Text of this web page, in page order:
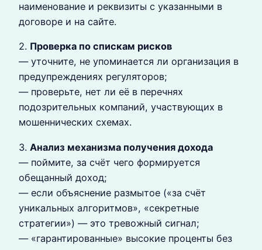
наименование и реквизиты с указанными в
договоре и на сайте.
2. Проверка по спискам рисков
— уточните, не упоминается ли организация в
предупреждениях регуляторов;
— проверьте, нет ли её в перечнях
подозрительных компаний, участвующих в
мошеннических схемах.
3. Анализ механизма получения дохода
— поймите, за счёт чего формируется
обещанный доход;
— если объяснение размытое («за счёт
уникальных алгоритмов», «секретные
стратегии») — это тревожный сигнал;
— «гарантированные» высокие проценты без